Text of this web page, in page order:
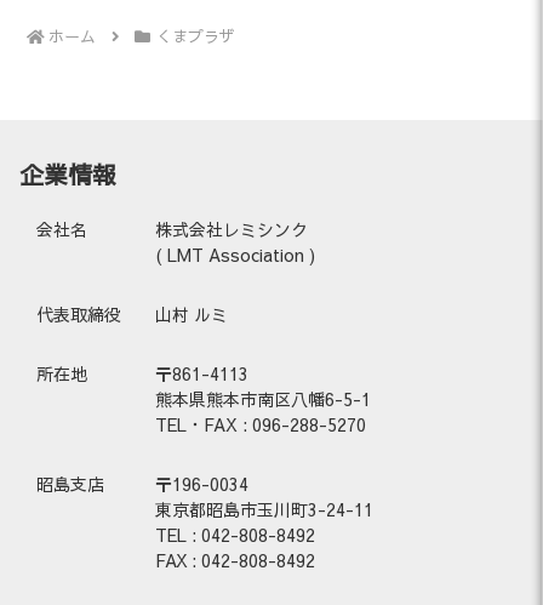
ホーム くまプラザ
企業情報
会社名
株式会社レミシンク
( LMT Association )
代表取締役 山村 ルミ
所在地
〒861-4113
熊本県熊本市南区八幡6-5-1
TEL・FAX : 096-288-5270
昭島支店
〒196-0034
東京都昭島市玉川町3-24-11
TEL : 042-808-8492
FAX : 042-808-8492